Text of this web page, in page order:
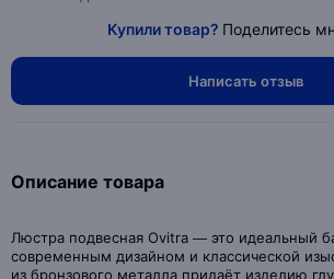
Купили товар? Поделитесь
Написать отзыв
Описание товара
Люстра подвесная Ovitra — это идеальный
современным дизайном и классической
из бронзового металла придаёт изделию